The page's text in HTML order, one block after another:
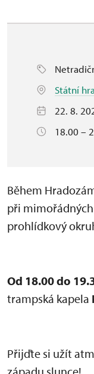
Státní
22. 8.
18.00 –
Během
při
prohlídkový
Od 18.00 do
trampská kapela
Přijďte si užít